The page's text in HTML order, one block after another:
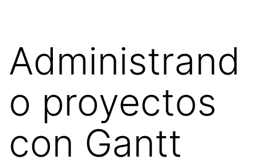
Administrand
o proyectos
con Gantt